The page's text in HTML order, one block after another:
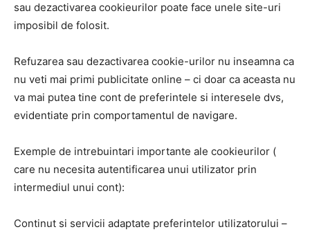
sau dezactivarea cookieurilor poate face unele site-uri
imposibil de folosit.
Refuzarea sau dezactivarea cookie-urilor nu inseamna ca
nu veti mai primi publicitate online – ci doar ca aceasta nu
va mai putea tine cont de preferintele si interesele dvs,
evidentiate prin comportamentul de navigare.
Exemple de intrebuintari importante ale cookieurilor (
care nu necesita autentificarea unui utilizator prin
intermediul unui cont):
Continut si servicii adaptate preferintelor utilizatorului –